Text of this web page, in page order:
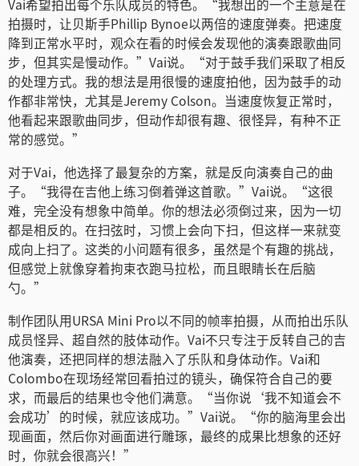
Vai希望拍出每个乐队成员的特色。“我想出的一个主意是在
拍摄时，让贝斯手Phillip Bynoe以两倍的速度弹奏。把速度
降到正常水平时，观众在看的时候会发现他的演奏跟歌曲同
步，但其实是慢动作。”Vai说。“对于鼓手我们采取了相反
的处理方式。我的想法是用很慢的速度拍他，因为鼓手的动
作都非常快，尤其是Jeremy Colson。当速度恢复正常时，
他看起来跟歌曲同步，但动作却很有趣、很怪异，有种不正
常的感觉。”
对于Vai，他选择了最复杂的方案，就是反向演奏自己的曲
子。“我得在吉他上练习倒着弹这首歌。”Vai说。“这很
难，完全没有想象中简单。你的想法必须倒过来，因为一切
都是相反的。在扫弦时，习惯上会向下扫，但这样一来就变
成向上扫了。这类的小问题有很多，虽然是个有趣的挑战，
但感觉上就像穿着拘束衣跑马拉松，而且眼睛长在后脑
勺。”
制作团队用URSA Mini Pro以不同的帧率拍摄，从而拍出乐队
成员怪异、超自然的肢体动作。Vai不只专注于反转自己的吉
他演奏，还把同样的想法融入了乐队和身体动作。Vai和
Colombo在现场经常回看拍过的镜头，确保符合自己的要
求，而最后的结果也令他们满意。“当你说‘我不知道会不
会成功’的时候，就应该成功。”Vai说。“你的脑海里会出
现画面，然后你对画面进行雕琢，最终的成果比想象的还好
时，你就会很高兴！”